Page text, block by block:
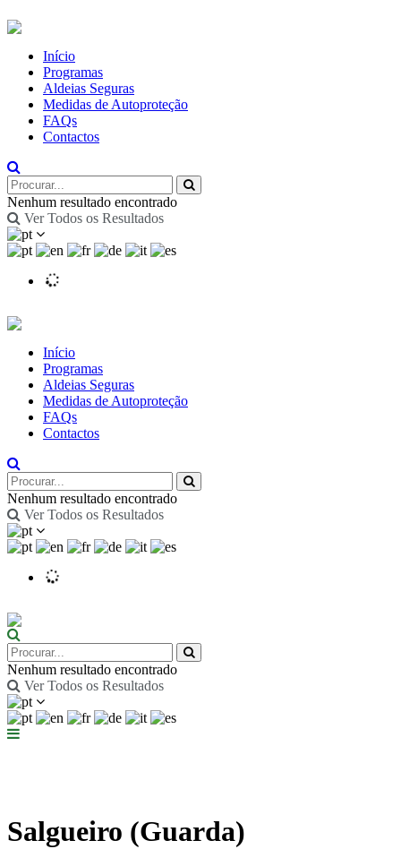
Início
Programas
Aldeias Seguras
Medidas de Autoproteção
FAQs
Contactos
Nenhum resultado encontrado
Ver Todos os Resultados
Início
Programas
Aldeias Seguras
Medidas de Autoproteção
FAQs
Contactos
Nenhum resultado encontrado
Ver Todos os Resultados
Nenhum resultado encontrado
Ver Todos os Resultados
Salgueiro (Guarda)